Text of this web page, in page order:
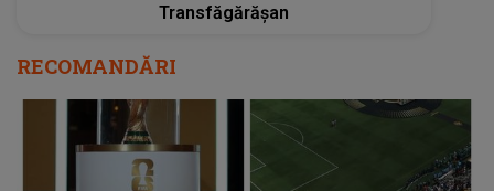
Transfăgărășan
RECOMANDĂRI